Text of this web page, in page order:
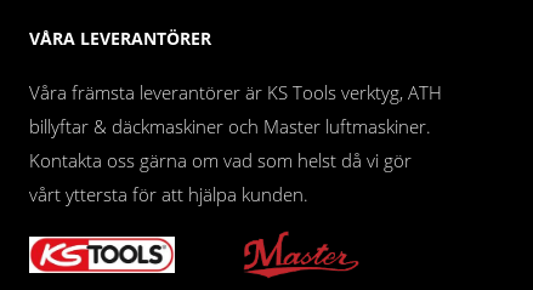
VÅRA LEVERANTÖRER
Våra främsta leverantörer är KS Tools verktyg, ATH
billyftar & däckmaskiner och Master luftmaskiner.
Kontakta oss gärna om vad som helst då vi gör
vårt yttersta för att hjälpa kunden.